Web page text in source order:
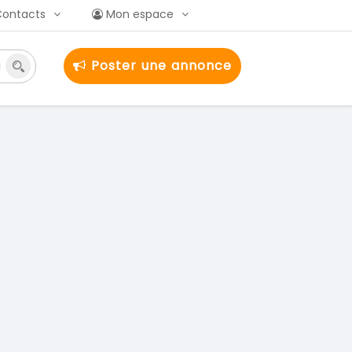
Mon espace
Poster une annonce